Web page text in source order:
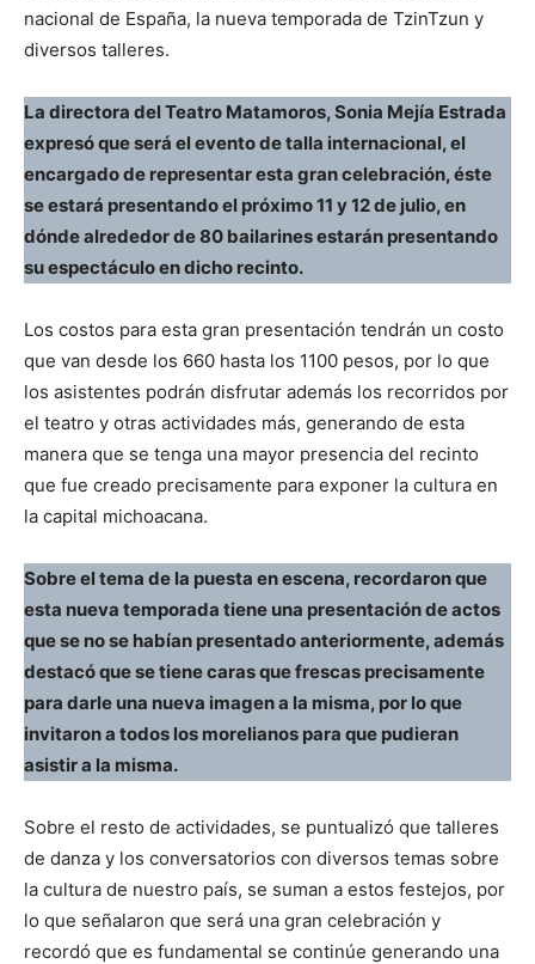
nacional de España, la nueva temporada de TzinTzun y
diversos talleres.
La directora del Teatro Matamoros, Sonia Mejía Estrada
expresó que será el evento de talla internacional, el
encargado de representar esta gran celebración, éste
se estará presentando el próximo 11 y 12 de julio, en
dónde alrededor de 80 bailarines estarán presentando
su espectáculo en dicho recinto.
Los costos para esta gran presentación tendrán un costo
que van desde los 660 hasta los 1100 pesos, por lo que
los asistentes podrán disfrutar además los recorridos por
el teatro y otras actividades más, generando de esta
manera que se tenga una mayor presencia del recinto
que fue creado precisamente para exponer la cultura en
la capital michoacana.
Sobre el tema de la puesta en escena, recordaron que
esta nueva temporada tiene una presentación de actos
que se no se habían presentado anteriormente, además
destacó que se tiene caras que frescas precisamente
para darle una nueva imagen a la misma, por lo que
invitaron a todos los morelianos para que pudieran
asistir a la misma.
Sobre el resto de actividades, se puntualizó que talleres
de danza y los conversatorios con diversos temas sobre
la cultura de nuestro país, se suman a estos festejos, por
lo que señalaron que será una gran celebración y
recordó que es fundamental se continúe generando una